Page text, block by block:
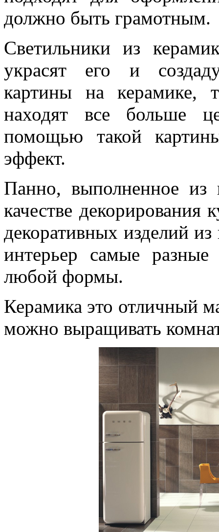
должно быть грамотным.
Светильники из
украсят его и
картины на керамике,
находят все больше
помощью такой
эффект.
Панно, выполненное из
качестве
декоративных изделий
интерьер самые
любой формы.
Керамика это отличный
можно выращивать